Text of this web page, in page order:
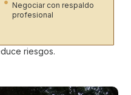
Negociar con respaldo
profesional
riesgos.